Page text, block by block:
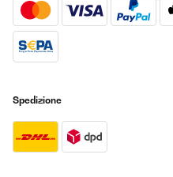
Bettwäsche hat meine
und ist ein absolutes Muss
Wintermonaten nach
suchen.Zunächst einmal ist
Winter geeignet. Sie ist
man sich selbst in den
kann. Die Bettwäsche hält
Spedizione